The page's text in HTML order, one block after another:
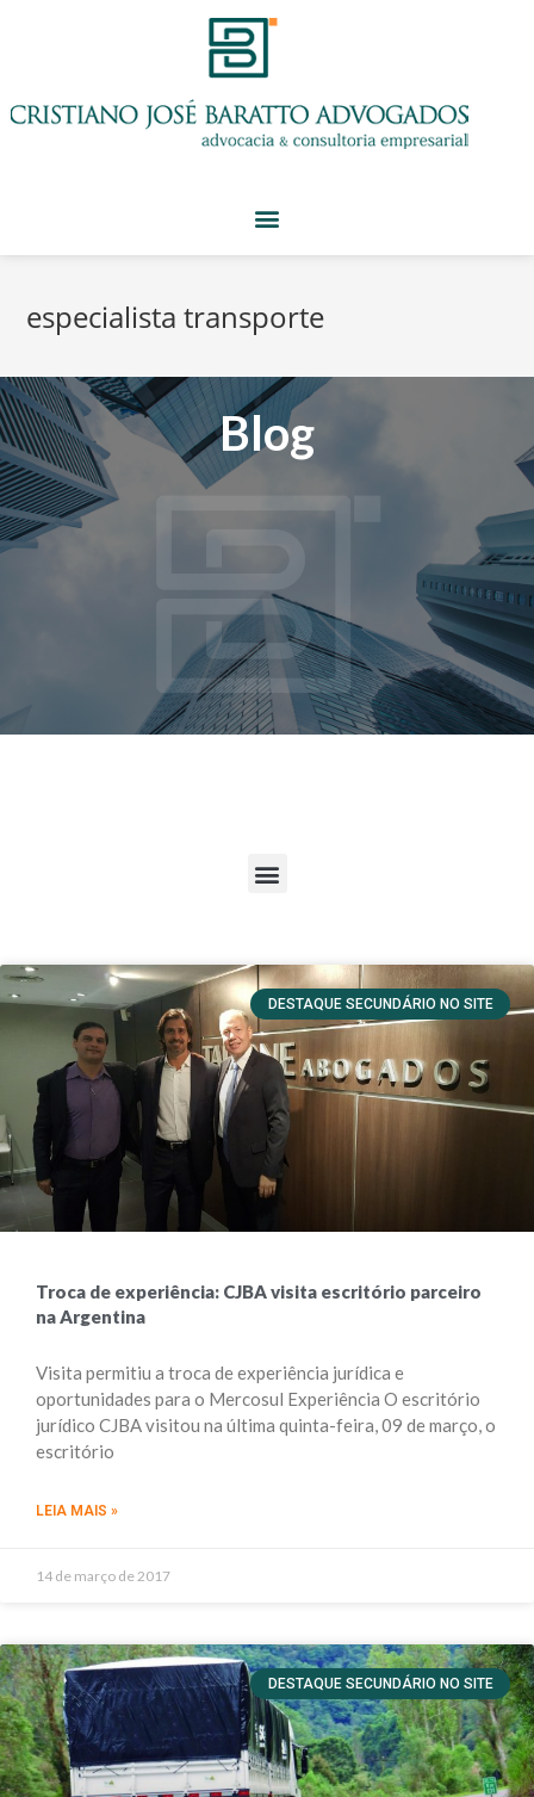
especialista transporte
Blog
DESTAQUE SECUNDÁRIO NO SITE
Troca de experiência: CJBA visita escritório parceiro
na Argentina
Visita permitiu a troca de experiência jurídica e
oportunidades para o Mercosul Experiência O escritório
jurídico CJBA visitou na última quinta-feira, 09 de março, o
escritório
LEIA MAIS »
14 de março de 2017
DESTAQUE SECUNDÁRIO NO SITE